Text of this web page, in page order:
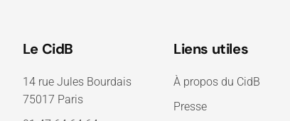
Le CidB
14 rue Jules Bourdais
75017 Paris
Liens utiles
À propos du CidB
Presse